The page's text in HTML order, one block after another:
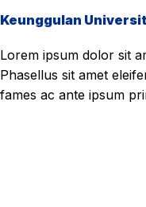
Keunggulan
Lorem ipsum dolor sit
Phasellus sit amet
fames ac ante ipsum